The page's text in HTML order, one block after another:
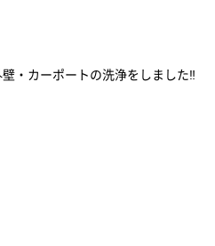
壁・カーポートの洗浄をしました‼